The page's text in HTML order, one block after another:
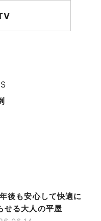
後も安心して快適に
せる大人の平屋